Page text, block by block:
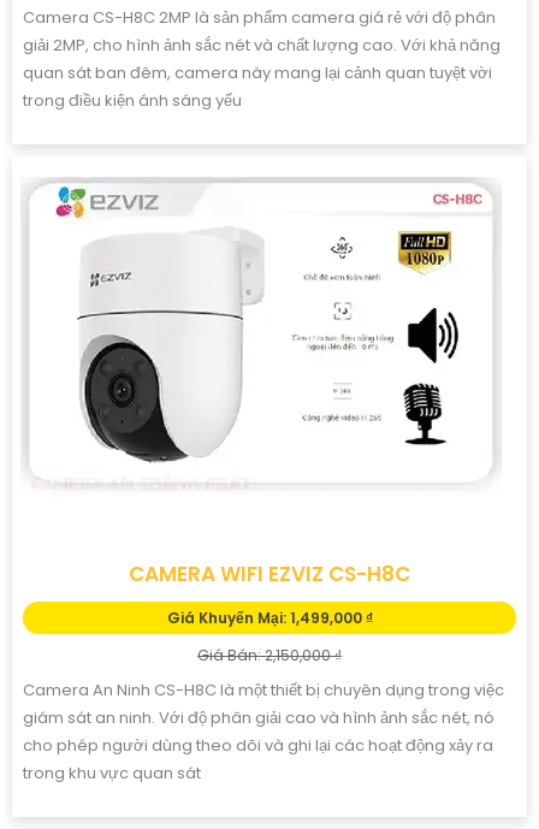
Camera CS-H8C 2MP là sản phẩm camera giá rẻ với độ phân
giải 2MP, cho hình ảnh sắc nét và chất lượng cao. Với khả năng
quan sát ban đêm, camera này mang lại cảnh quan tuyệt vời
trong điều kiện ánh sáng yếu
CAMERA WIFI EZVIZ CS-H8C
Giá Khuyến Mại: 1,499,000 ₫
Giá Bán: 2,150,000 ₫
Camera An Ninh CS-H8C là một thiết bị chuyên dụng trong việc
giám sát an ninh. Với độ phân giải cao và hình ảnh sắc nét, nó
cho phép người dùng theo dõi và ghi lại các hoạt động xảy ra
trong khu vực quan sát